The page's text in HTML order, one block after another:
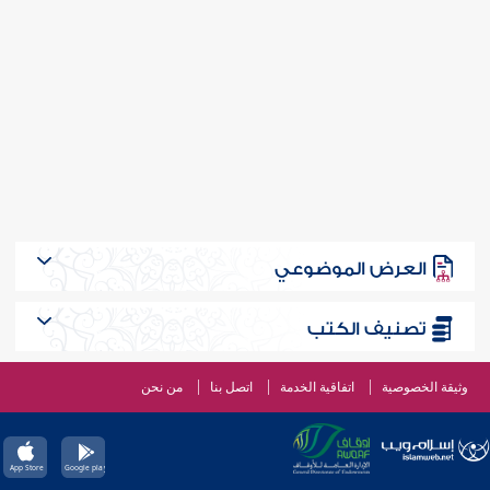
العرض الموضوعي
تصنيف الكتب
وثيقة الخصوصية اتفاقية الخدمة اتصل بنا من نحن